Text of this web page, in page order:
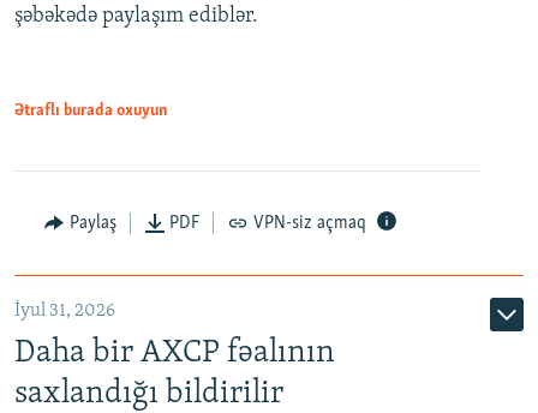
şəbəkədə paylaşım ediblər.
Ətraflı burada oxuyun
Paylaş PDF VPN-siz açmaq
İyul 31, 2026
Daha bir AXCP fəalının
saxlandığı bildirilir